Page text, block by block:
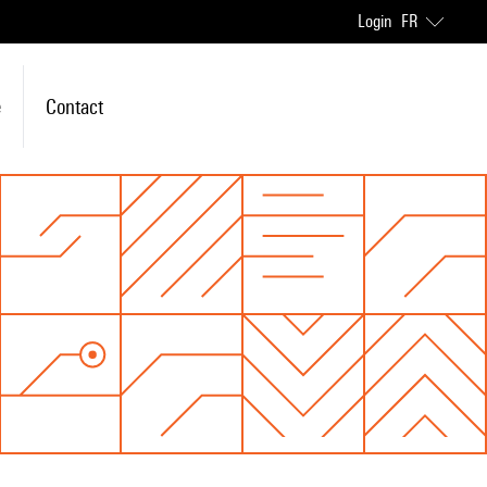
Login FR
Contact